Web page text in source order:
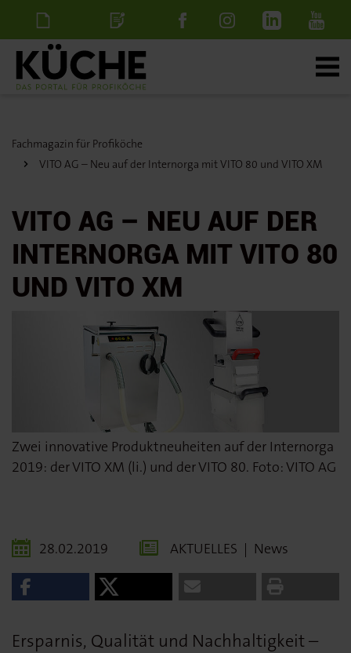
NewsletterStellenanzeige
Fachmagazin für Profiköche
VITO AG – Neu auf der Internorga mit VITO 80 und VITO XM
VITO AG – NEU AUF DER
INTERNORGA MIT VITO 80
UND VITO XM
Zwei innovative Produktneuheiten auf der Internorga
2019: der VITO XM (li.) und der VITO 80. Foto: VITO AG
28.02.2019 AKTUELLES | News
Ersparnis, Qualität und Nachhaltigkeit –